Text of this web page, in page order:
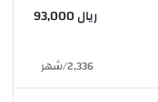
ريال 93,000
2,336
/شهر